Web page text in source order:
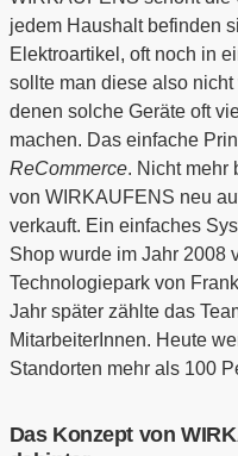
jedem Haushalt befinden
Elektroartikel, oft noch in
sollte man diese also
denen solche Geräte oft
machen. Das einfache
ReCommerce. Nicht mehr
von WIRKAUFENS neu
verkauft. Ein einfaches
Shop wurde im Jahr 2008
Technologiepark von
Jahr später zählte das
MitarbeiterInnen. Heute
Standorten mehr als 100
Das Konzept von